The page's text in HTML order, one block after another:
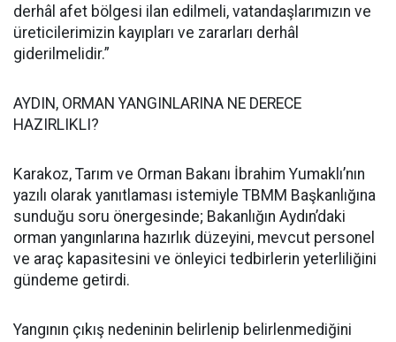
derhâl afet bölgesi ilan edilmeli, vatandaşlarımızın ve
üreticilerimizin kayıpları ve zararları derhâl
giderilmelidir.”
AYDIN, ORMAN YANGINLARINA NE DERECE
HAZIRLIKLI?
Karakoz, Tarım ve Orman Bakanı İbrahim Yumaklı’nın
yazılı olarak yanıtlaması istemiyle TBMM Başkanlığına
sunduğu soru önergesinde; Bakanlığın Aydın’daki
orman yangınlarına hazırlık düzeyini, mevcut personel
ve araç kapasitesini ve önleyici tedbirlerin yeterliliğini
gündeme getirdi.
Yangının çıkış nedeninin belirlenip belirlenmediğini